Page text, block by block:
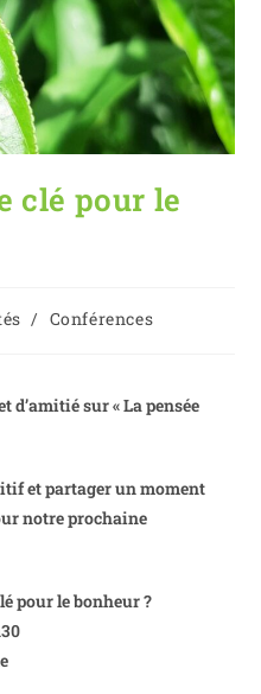
clé pour le
/ Conférences
d’amitié sur « La pensée
et partager un moment
notre prochaine
pour le bonheur ?